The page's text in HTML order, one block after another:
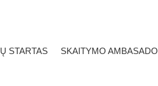
STARTAS SKAITYMO